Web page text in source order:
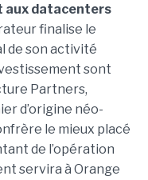
aux datacenters
finalise le
de son activité
sont
Partners,
d’origine néo-
le mieux placé
de l’opération
servira à Orange